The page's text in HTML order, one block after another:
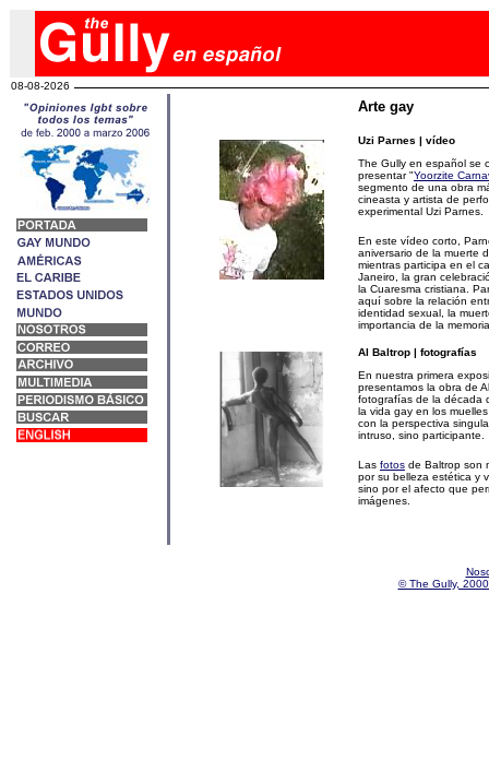
08-08-2026
Arte gay
Uzi Parnes | vídeo
The Gully en español se
presentar "Yoorzite
segmento de una obra
cineasta y artista de
experimental Uzi Parnes.
En este vídeo corto,
aniversario de la muerte
mientras participa en el
Janeiro, la gran
la Cuaresma cristiana.
aquí sobre la relación
identidad sexual, la
importancia de la
Al Baltrop | fotografías
En nuestra primera
presentamos la obra de
fotografías de la década
la vida gay en los
con la perspectiva
intruso, sino participante.
Las fotos de Baltrop son
por su belleza estética y
sino por el afecto que
imágenes.
© The Gully,